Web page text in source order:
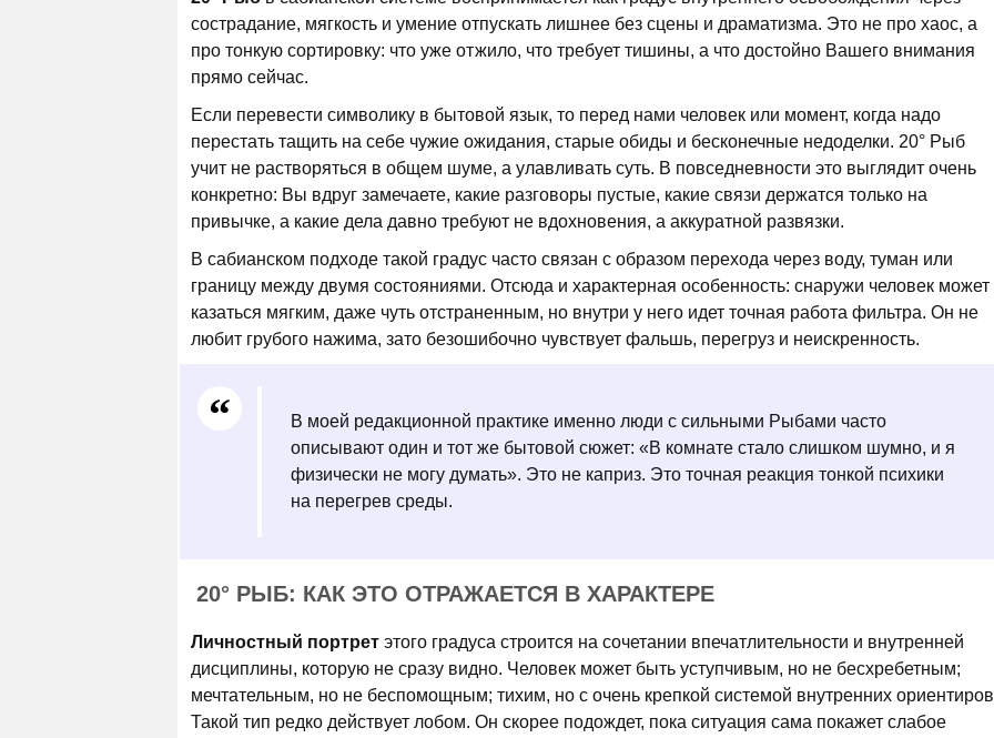
сострадание, мягкость и умение отпускать лишнее без сцены и драматизма. Это не про хаос, а
про тонкую сортировку: что уже отжило, что требует тишины, а что достойно Вашего внимания
прямо сейчас.
Если перевести символику в бытовой язык, то перед нами человек или момент, когда надо
перестать тащить на себе чужие ожидания, старые обиды и бесконечные недоделки. 20° Рыб
учит не растворяться в общем шуме, а улавливать суть. В повседневности это выглядит очень
конкретно: Вы вдруг замечаете, какие разговоры пустые, какие связи держатся только на
привычке, а какие дела давно требуют не вдохновения, а аккуратной развязки.
В сабианском подходе такой градус часто связан с образом перехода через воду, туман или
границу между двумя состояниями. Отсюда и характерная особенность: снаружи человек может
казаться мягким, даже чуть отстраненным, но внутри у него идет точная работа фильтра. Он не
любит грубого нажима, зато безошибочно чувствует фальшь, перегруз и неискренность.
В моей редакционной практике именно люди с сильными Рыбами часто
описывают один и тот же бытовой сюжет: «В комнате стало слишком шумно, и я
физически не могу думать». Это не каприз. Это точная реакция тонкой психики
на перегрев среды.
20° РЫБ: КАК ЭТО ОТРАЖАЕТСЯ В ХАРАКТЕРЕ
Личностный портрет этого градуса строится на сочетании впечатлительности и внутренней
дисциплины, которую не сразу видно. Человек может быть уступчивым, но не бесхребетным;
мечтательным, но не беспомощным; тихим, но с очень крепкой системой внутренних
Такой тип редко действует лобом. Он скорее подождет, пока ситуация сама покажет слабое